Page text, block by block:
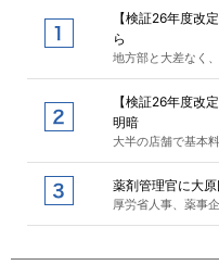
【検証26年度改
ら
地方部と大差なく
【検証26年度改
明暗
大半の店舗で基本
薬剤管理官に大
厚労省人事、薬事